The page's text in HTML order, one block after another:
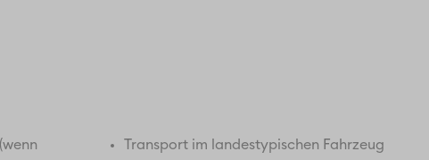
Transport im landestypischen Fahrzeug